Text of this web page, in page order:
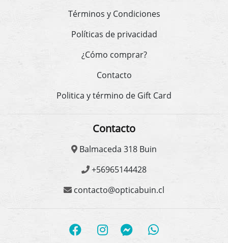
Términos y Condiciones
Políticas de privacidad
¿Cómo comprar?
Contacto
Politica y término de Gift Card
Contacto
Balmaceda 318 Buin
+56965144428
contacto@opticabuin.cl